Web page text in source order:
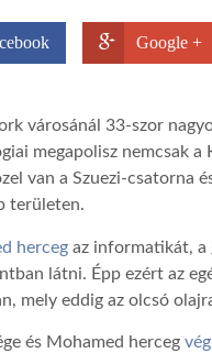
Google +
városánál 33-szor
megapolisz nemcsak a
van a Szuezi-csatorna
területen.
herceg az informatikát, a
látni. Épp ezért az
mely eddig az olcsó
és Mohamed herceg